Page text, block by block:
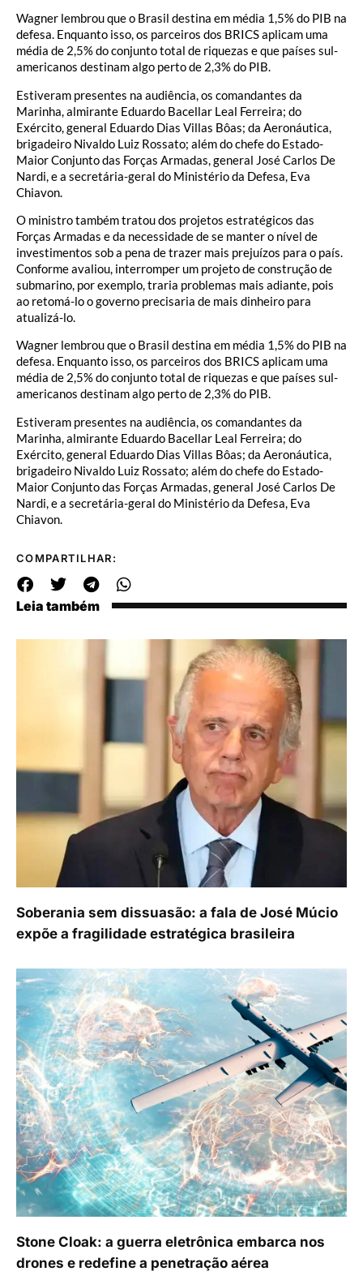
Wagner lembrou que o Brasil destina em média 1,5% do PIB na
defesa. Enquanto isso, os parceiros dos BRICS aplicam uma
média de 2,5% do conjunto total de riquezas e que países sul-
americanos destinam algo perto de 2,3% do PIB.
Estiveram presentes na audiência, os comandantes da
Marinha, almirante Eduardo Bacellar Leal Ferreira; do
Exército, general Eduardo Dias Villas Bôas; da Aeronáutica,
brigadeiro Nivaldo Luiz Rossato; além do chefe do Estado-
Maior Conjunto das Forças Armadas, general José Carlos De
Nardi, e a secretária-geral do Ministério da Defesa, Eva
Chiavon.
O ministro também tratou dos projetos estratégicos das
Forças Armadas e da necessidade de se manter o nível de
investimentos sob a pena de trazer mais prejuízos para o país.
Conforme avaliou, interromper um projeto de construção de
submarino, por exemplo, traria problemas mais adiante, pois
ao retomá-lo o governo precisaria de mais dinheiro para
atualizá-lo.
Wagner lembrou que o Brasil destina em média 1,5% do PIB na
defesa. Enquanto isso, os parceiros dos BRICS aplicam uma
média de 2,5% do conjunto total de riquezas e que países sul-
americanos destinam algo perto de 2,3% do PIB.
Estiveram presentes na audiência, os comandantes da
Marinha, almirante Eduardo Bacellar Leal Ferreira; do
Exército, general Eduardo Dias Villas Bôas; da Aeronáutica,
brigadeiro Nivaldo Luiz Rossato; além do chefe do Estado-
Maior Conjunto das Forças Armadas, general José Carlos De
Nardi, e a secretária-geral do Ministério da Defesa, Eva
Chiavon.
COMPARTILHAR:
Leia também
Soberania sem dissuasão: a fala de José Múcio
expõe a fragilidade estratégica brasileira
Stone Cloak: a guerra eletrônica embarca nos
drones e redefine a penetração aérea